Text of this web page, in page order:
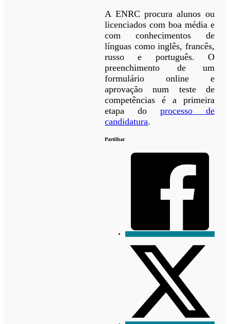
A ENRC procura alunos ou
licenciados com boa média e
com conhecimentos de
línguas como inglês, francês,
russo e português. O
preenchimento de um
formulário online e
aprovação num teste de
competências é a primeira
etapa do processo de
candidatura.
Partilhar